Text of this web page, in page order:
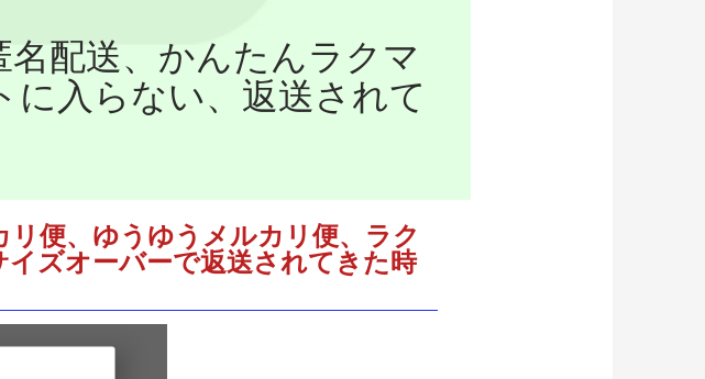
名配送、かんたんラクマ
入らない、返送されて
便、ゆうゆうメルカリ便、ラク
ズオーバーで返送されてきた時